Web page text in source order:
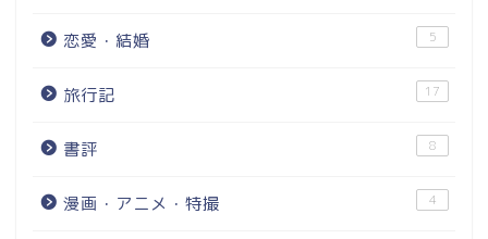
恋愛・結婚 5
旅行記 17
書評 8
漫画・アニメ・特撮 4